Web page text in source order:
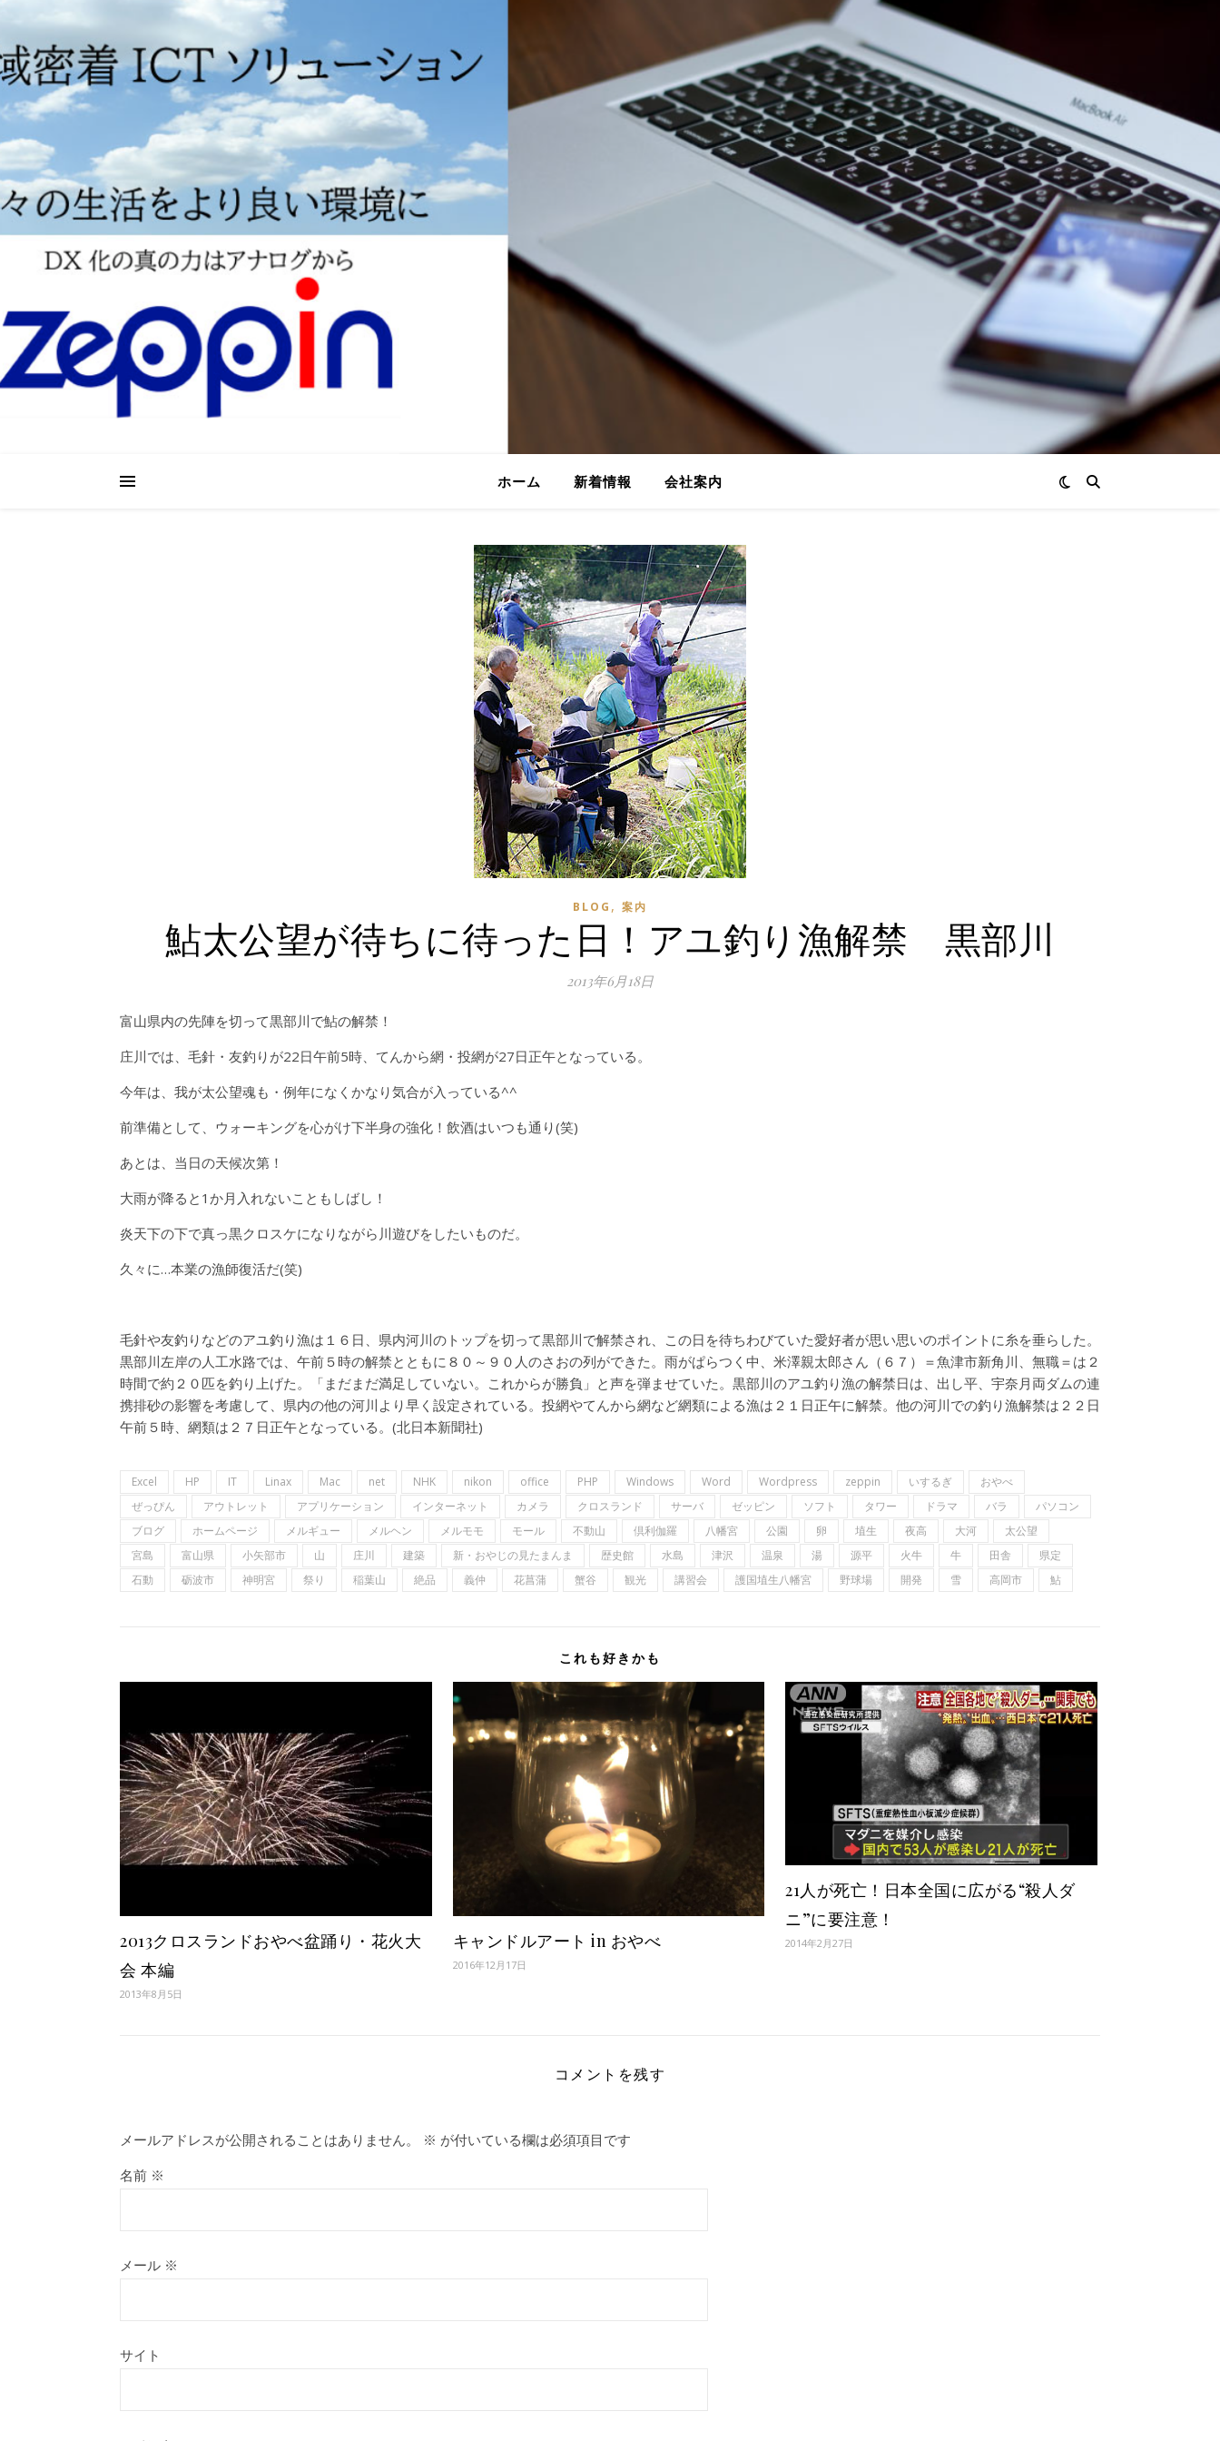
ホーム 新着情報 会社案内
BLOG , 案内
鮎太公望が待ちに待った日！アユ釣り漁解禁 黒部川
2013年6月18日
富山県内の先陣を切って黒部川で鮎の解禁！
庄川では、毛針・友釣りが22日午前5時、てんから網・投網が27日正午となっている。
今年は、我が太公望魂も・例年になくかなり気合が入っている^^
前準備として、ウォーキングを心がけ下半身の強化！飲酒はいつも通り(笑)
あとは、当日の天候次第！
大雨が降ると1か月入れないこともしばし！
炎天下の下で真っ黒クロスケになりながら川遊びをしたいものだ。
久々に…本業の漁師復活だ(笑)
毛針や友釣りなどのアユ釣り漁は１６日、県内河川のトップを切って黒部川で解禁され、この日を待ちわびていた愛好者が思い思いのポイントに糸を垂らした。
黒部川左岸の人工水路では、午前５時の解禁とともに８０～９０人のさおの列ができた。雨がぱらつく中、米澤親太郎さん（６７）＝魚津市新角川、無職＝は２
時間で約２０匹を釣り上げた。「まだまだ満足していない。これからが勝負」と声を弾ませていた。黒部川のアユ釣り漁の解禁日は、出し平、宇奈月両ダムの連
携排砂の影響を考慮して、県内の他の河川より早く設定されている。投網やてんから網など網類による漁は２１日正午に解禁。他の河川での釣り漁解禁は２２日
午前５時、網類は２７日正午となっている。(北日本新聞社)
Excel HP IT Linax Mac net NHK nikon office PHP Windows Word Wordpress zeppin いするぎ
おやべ
ぜっぴん
アウトレット アプリケーション インターネット カメラ クロスランド サーバ ゼッピン ソフト タワー ドラマ バラ
パソコン
ブログ
ホームページ メルギュー メルヘン メルモモ モール 不動山 倶利伽羅 八幡宮 公園 卵 埴生 夜高 大河
太公望
宮島
富山県 小矢部市 山 庄川 建築 新・おやじの見たまんま 歴史館 水島 津沢 温泉 湯 源平 火牛 牛 田舎
県定
石動
砺波市 神明宮 祭り 稲葉山 絶品 義仲 花菖蒲 蟹谷 観光 講習会 護国埴生八幡宮 野球場 開発 雪 高岡市 鮎
これも好きかも
2013クロスランドおやべ盆踊り・花火大
会 本編
2013年8月5日
キャンドルアート in おやべ
2016年12月17日
21人が死亡！日本全国に広がる“殺人ダ
ニ”に要注意！
2014年2月27日
コメントを残す
メールアドレスが公開されることはありません。 ※ が付いている欄は必須項目です
名前 ※
メール ※
サイト